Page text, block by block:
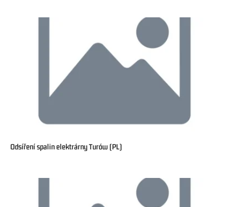
Odsíření spalin elektrárny Turów (PL)